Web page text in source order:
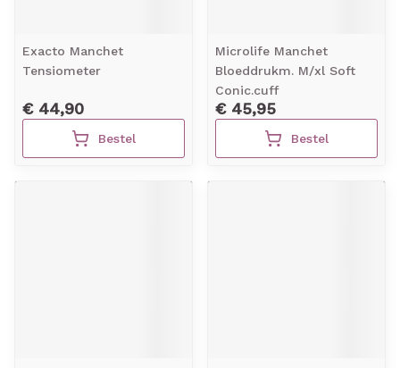
Exacto Manchet
Tensiometer
€ 44,90
Bestel
Microlife Manchet
Bloeddrukm. M/xl Soft
Conic.cuff
€ 45,95
Bestel